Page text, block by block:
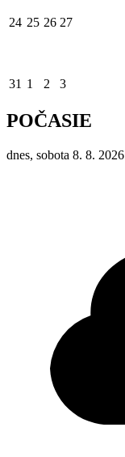
24 25 26 27
31 1 2 3
POČASIE
dnes, sobota 8. 8. 2026